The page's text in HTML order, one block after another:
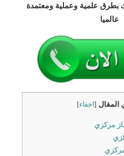
بطرق علمية وعملية ومعتمدة
عالميا
المقال [ اخفاء]
مركزي